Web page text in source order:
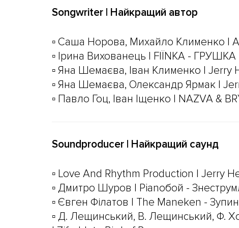
Songwriter | Найкращий автор
▫️ Саша Норова, Михайло Клименко |
▫️ Ірина Вихованець | FIЇNKA - ГРУШКА
▫️ Яна Шемаєва, Іван Клименко | Jerry
▫️ Яна Шемаєва, Олександр Ярмак |
▫️ Павло Гоц, Іван Іщенко | NAZVA &
Soundproducer | Найкращий саунд
▫️ Love And Rhythm Production | Jerry
▫️ Дмитро Шуров | Pianoбой -
▫️ Євген Філатов | The Maneken -
▫️ Д. Лещинський, В. Лещинський, Ф.